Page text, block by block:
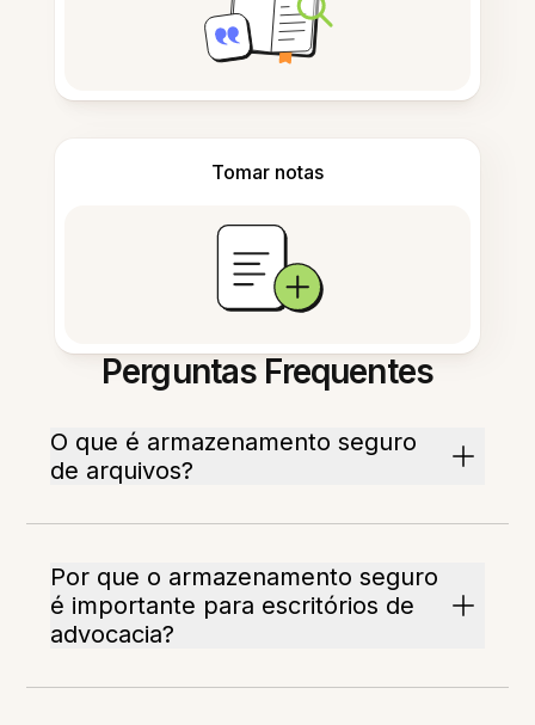
Tomar notas
Perguntas Frequentes
O que é armazenamento seguro
de arquivos?
Por que o armazenamento seguro
é importante para escritórios de
advocacia?